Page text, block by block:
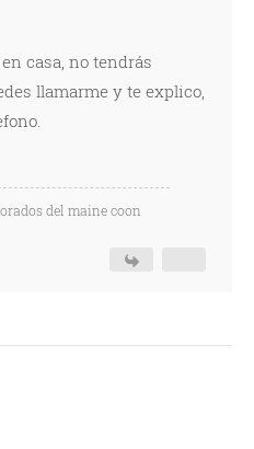
casa, no tendrás
llamarme y te explico,
del maine coon